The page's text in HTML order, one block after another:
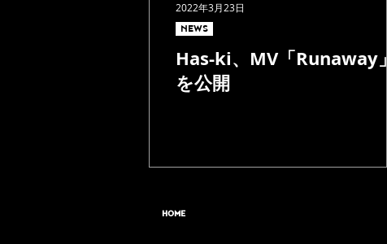
Has-ki、MV「Runaway」
を公開
NEWS
2022年3月23日
HOME